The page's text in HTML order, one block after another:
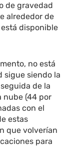
de gravedad
alrededor de
disponible
no está
sigue siendo la
de la
nube (44 por
con el
estas
que volverían
para